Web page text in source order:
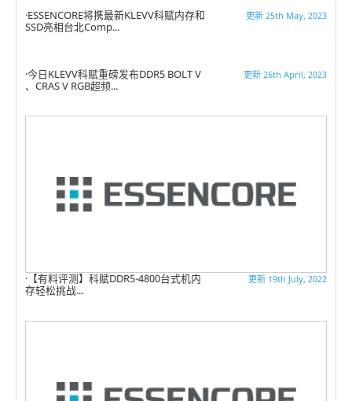
ESSENCORE将携最新KLEVV科赋内存和
SSD亮相台北Comp...
更新 25th May, 2023
今日KLEVV科赋重磅发布DDR5 BOLT V
、CRAS V RGB超频...
更新 26th April, 2023
【有料评测】科赋DDR5-4800台式机内
存轻松挑战...
更新 19th July, 2022